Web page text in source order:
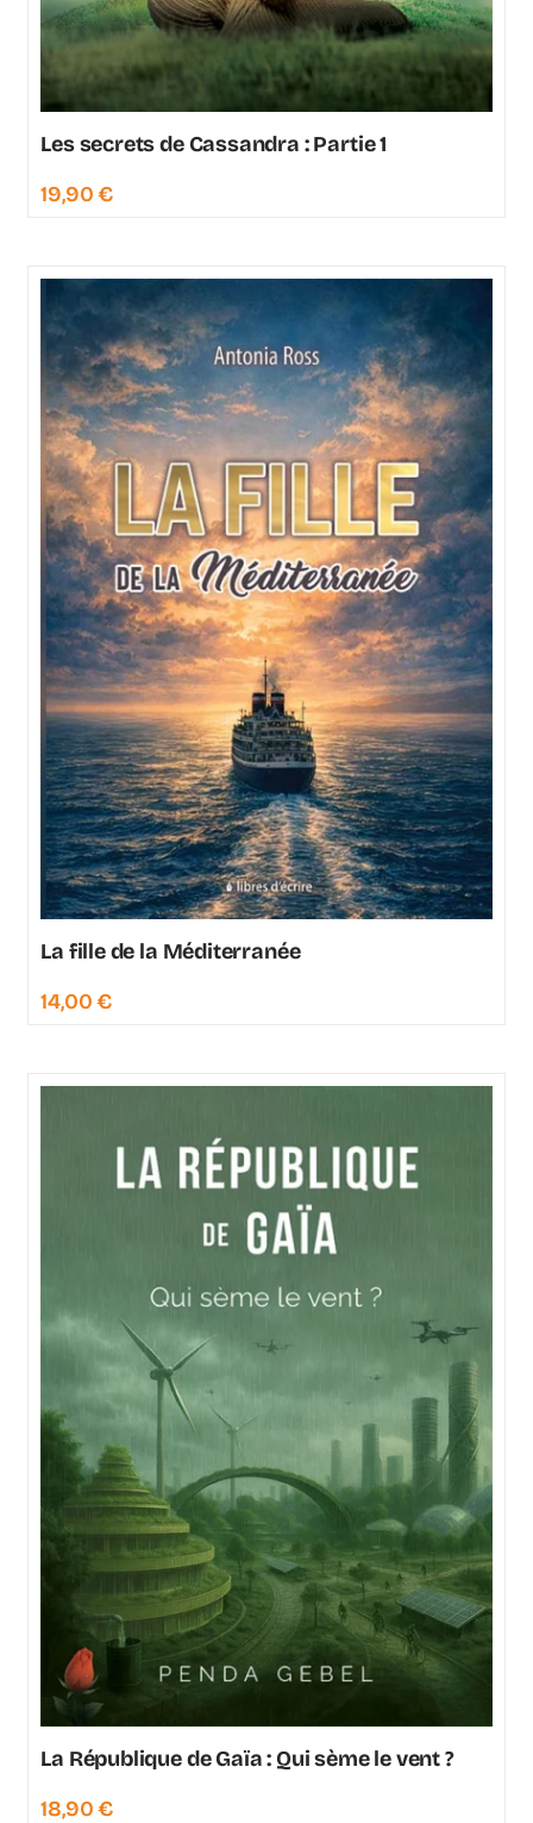
Les secrets de Cassandra : Partie 1
19,90€
La fille de la Méditerranée
14,00€
La République de Gaïa : Qui sème le vent ?
18,90€